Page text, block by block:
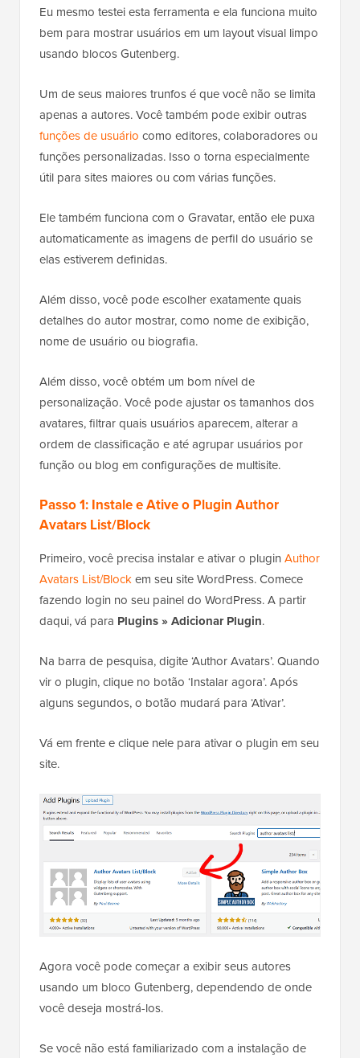
Eu mesmo testei esta ferramenta e ela funciona muito
bem para mostrar usuários em um layout visual limpo
usando blocos Gutenberg.
Um de seus maiores trunfos é que você não se limita
apenas a autores. Você também pode exibir outras
funções de usuário como editores, colaboradores ou
funções personalizadas. Isso o torna especialmente
útil para sites maiores ou com várias funções.
Ele também funciona com o Gravatar, então ele puxa
automaticamente as imagens de perfil do usuário se
elas estiverem definidas.
Além disso, você pode escolher exatamente quais
detalhes do autor mostrar, como nome de exibição,
nome de usuário ou biografia.
Além disso, você obtém um bom nível de
personalização. Você pode ajustar os tamanhos dos
avatares, filtrar quais usuários aparecem, alterar a
ordem de classificação e até agrupar usuários por
função ou blog em configurações de multisite.
Passo 1: Instale e Ative o Plugin Author
Avatars List/Block
Primeiro, você precisa instalar e ativar o plugin Author
Avatars List/Blockem seu site WordPress. Comece
fazendo login no seu painel do WordPress. A partir
daqui, vá para Plugins » Adicionar Plugin.
Na barra de pesquisa, digite ‘Author Avatars’. Quando
vir o plugin, clique no botão ‘Instalar agora’. Após
alguns segundos, o botão mudará para ‘Ativar’.
Vá em frente e clique nele para ativar o plugin em seu
site.
Agora você pode começar a exibir seus autores
usando um bloco Gutenberg, dependendo de onde
você deseja mostrá-los.
Se você não está familiarizado com a instalação de